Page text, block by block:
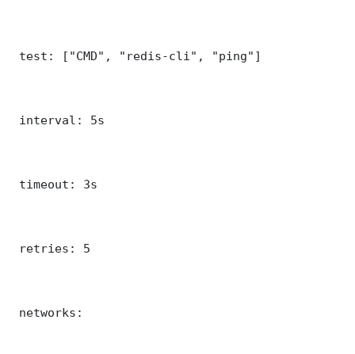
test: ["CMD", "redis-cli", "ping"]
interval: 5s
timeout: 3s
retries: 5
networks: